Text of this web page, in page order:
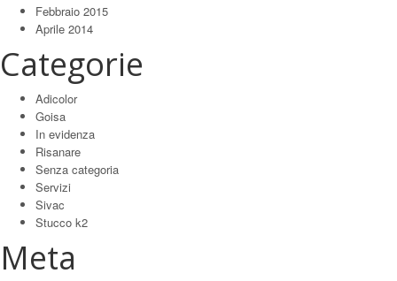
Febbraio 2015
Aprile 2014
Categorie
Adicolor
Goisa
In evidenza
Risanare
Senza categoria
Servizi
Sivac
Stucco k2
Meta